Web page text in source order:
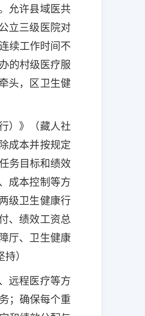
允许县域医共
立三级医院对
续工作时间不
的村级医疗服
头， 区卫生健
） 》
（藏人社
成本并按规定
务目标和绩效
成本控制等方
级卫生健康行
、绩效工资总
厅、卫生健康
持）
远程医疗等方
；确保每个重